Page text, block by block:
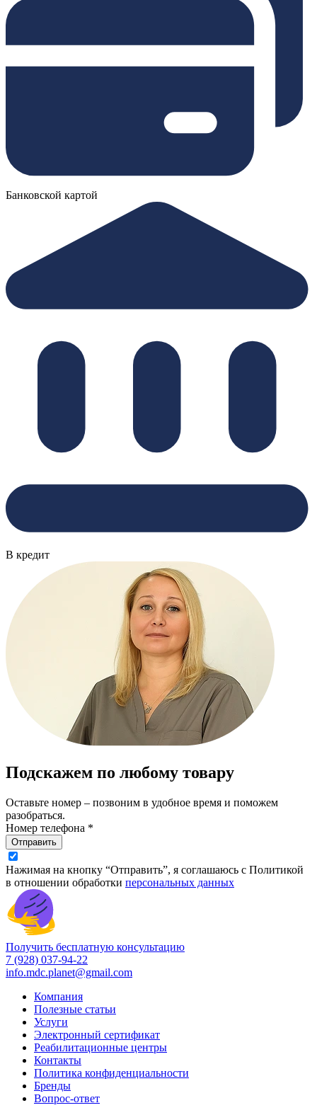
Банковской картой
В кредит
Подскажем по любому товару
Оставьте номер – позвоним в удобное время и поможем
разобраться.
Номер телефона *
Отправить
Нажимая на кнопку “Отправить”, я соглашаюсь с Политикой
в отношении обработки персональных данных
Получить бесплатную консультацию
7 (928) 037-94-22
info.mdc.planet@gmail.com
Компания
Полезные статьи
Услуги
Электронный сертификат
Реабилитационные центры
Контакты
Политика конфиденциальности
Бренды
Вопрос-ответ